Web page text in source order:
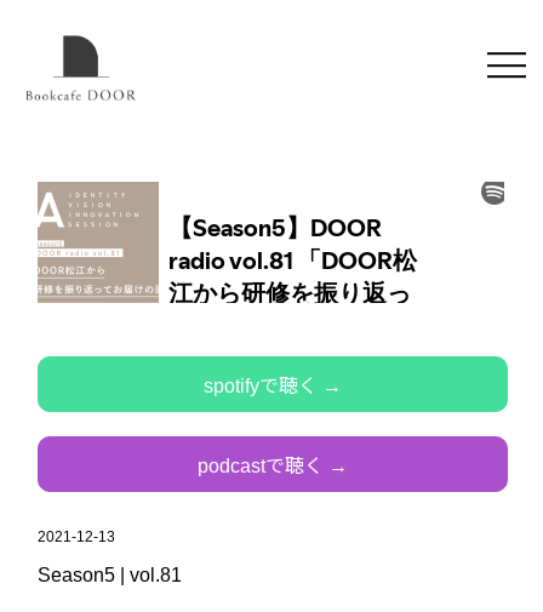
spotifyで聴く →
podcastで聴く →
2021-12-13
Season5 | vol.81